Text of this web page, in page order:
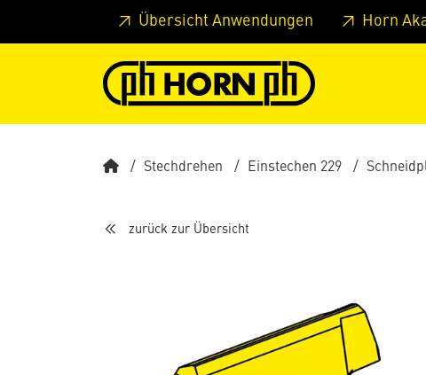
Springe zu Hauptinhalt Springe zum Header Springe zum
Übersicht Anwendungen Horn
Stechdrehen Einstechen 229
zurück zur Übersicht